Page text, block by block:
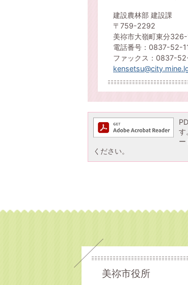
建設農林部 建設課
〒759-2292
美祢市大嶺町東分326-
電話番号：0837-52-
ファックス：0837-
す
ー
ください。
美祢市役所